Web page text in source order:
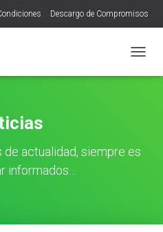
Descargo de Compromisos
MODO
actualidad, siempre es
informados…